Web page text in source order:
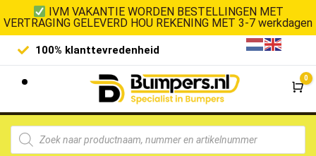
IVM VAKANTIE WORDEN BESTELLINGEN MET
VERTRAGING GELEVERD HOU REKENING MET 3-7 werkdagen
100% klanttevredenheid
0